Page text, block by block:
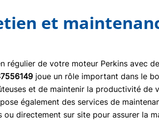
et
régulier de votre moteur Perkins avec
joue un rôle important dans le
et de maintenir la productivité de
également des services de
ou directement sur site pour assurer la